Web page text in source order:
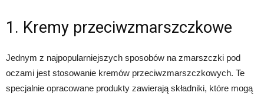
1. Kremy przeciwzmarszczkowe
Jednym z najpopularniejszych sposobów na zmarszczki pod
oczami jest stosowanie kremów przeciwzmarszczkowych. Te
specjalnie opracowane produkty zawierają składniki, które mogą